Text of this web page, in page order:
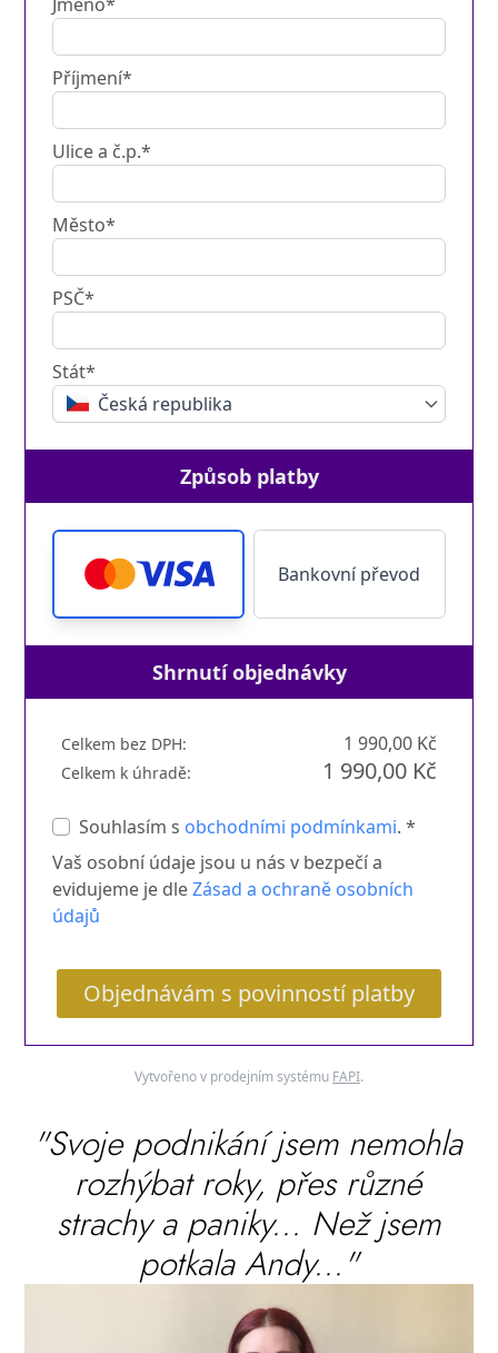
Příjmení*
Ulice a č.p.*
Město*
PSČ*
Stát*
Česká republika
Způsob platby
Bankovní převod
Shrnutí objednávky
Celkem bez DPH: 1 990,00 Kč
Celkem k úhradě: 1 990,00 Kč
Souhlasím s obchodními podmínkami. *
Vaš osobní údaje jsou u nás v bezpečí a
evidujeme je dleZásad a ochraně osobních
údajů
Objednávám s povinností platby
Vytvořeno v prodejním systému FAPI.
"Svoje podnikání jsem nemohla
rozhýbat roky, přes různé
strachy a paniky... Než jsem
potkala Andy..."